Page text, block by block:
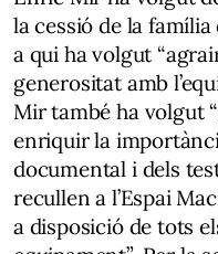
la cessió de la
a qui ha volgut
generositat amb
Mir també ha volgut
enriquir la
documental i dels
recullen a l’Espai
a disposició de tots